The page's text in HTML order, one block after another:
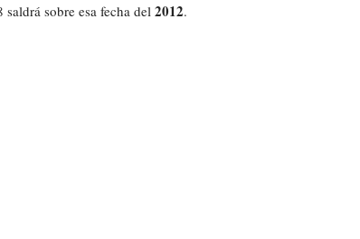
sobre esa fecha del 2012.